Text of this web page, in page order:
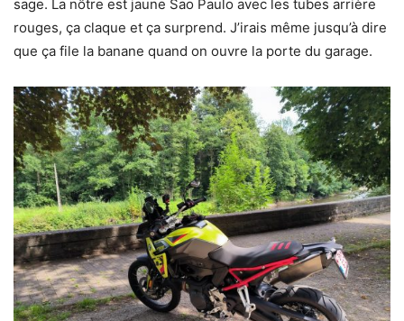
sage. La nôtre est jaune Sao Paulo avec les tubes arrière
rouges, ça claque et ça surprend. J’irais même jusqu’à dire
que ça file la banane quand on ouvre la porte du garage.